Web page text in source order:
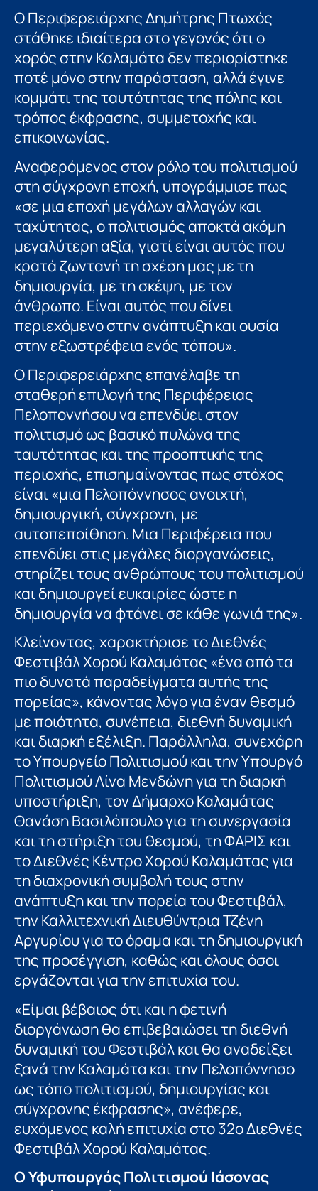
Ο Περιφερειάρχης Δημήτρης Πτωχός
στάθηκε ιδιαίτερα στο γεγονός ότι ο
χορός στην Καλαμάτα δεν περιορίστηκε
ποτέ μόνο στην παράσταση, αλλά έγινε
κομμάτι της ταυτότητας της πόλης και
τρόπος έκφρασης, συμμετοχής και
επικοινωνίας.
Αναφερόμενος στον ρόλο του πολιτισμού
στη σύγχρονη εποχή, υπογράμμισε πως
«σε μια εποχή μεγάλων αλλαγών και
ταχύτητας, ο πολιτισμός αποκτά ακόμη
μεγαλύτερη αξία, γιατί είναι αυτός που
κρατά ζωντανή τη σχέση μας με τη
δημιουργία, με τη σκέψη, με τον
άνθρωπο. Είναι αυτός που δίνει
περιεχόμενο στην ανάπτυξη και ουσία
στην εξωστρέφεια ενός τόπου».
Ο Περιφερειάρχης επανέλαβε τη
σταθερή επιλογή της Περιφέρειας
Πελοποννήσου να επενδύει στον
πολιτισμό ως βασικό πυλώνα της
ταυτότητας και της προοπτικής της
περιοχής, επισημαίνοντας πως στόχος
είναι «μια Πελοπόννησος ανοιχτή,
δημιουργική, σύγχρονη, με
αυτοπεποίθηση. Μια Περιφέρεια που
επενδύει στις μεγάλες διοργανώσεις,
στηρίζει τους ανθρώπους του πολιτισμού
και δημιουργεί ευκαιρίες ώστε η
δημιουργία να φτάνει σε κάθε γωνιά της».
Κλείνοντας, χαρακτήρισε το Διεθνές
Φεστιβάλ Χορού Καλαμάτας «ένα από τα
πιο δυνατά παραδείγματα αυτής της
πορείας», κάνοντας λόγο για έναν θεσμό
με ποιότητα, συνέπεια, διεθνή δυναμική
και διαρκή εξέλιξη. Παράλληλα, συνεχάρη
το Υπουργείο Πολιτισμού και την Υπουργό
Πολιτισμού Λίνα Μενδώνη για τη διαρκή
υποστήριξη, τον Δήμαρχο Καλαμάτας
Θανάση Βασιλόπουλο για τη συνεργασία
και τη στήριξη του θεσμού, τη ΦΑΡΙΣ και
το Διεθνές Κέντρο Χορού Καλαμάτας για
τη διαχρονική συμβολή τους στην
ανάπτυξη και την πορεία του Φεστιβάλ,
την Καλλιτεχνική Διευθύντρια Τζένη
Αργυρίου για το όραμα και τη δημιουργική
της προσέγγιση, καθώς και όλους όσοι
εργάζονται για την επιτυχία του.
«Είμαι βέβαιος ότι και η φετινή
διοργάνωση θα επιβεβαιώσει τη διεθνή
δυναμική του Φεστιβάλ και θα αναδείξει
ξανά την Καλαμάτα και την Πελοπόννησο
ως τόπο πολιτισμού, δημιουργίας και
σύγχρονης έκφρασης», ανέφερε,
ευχόμενος καλή επιτυχία στο 32ο Διεθνές
Φεστιβάλ Χορού Καλαμάτας.
Ο Υφυπουργός Πολιτισμού Ιάσονας